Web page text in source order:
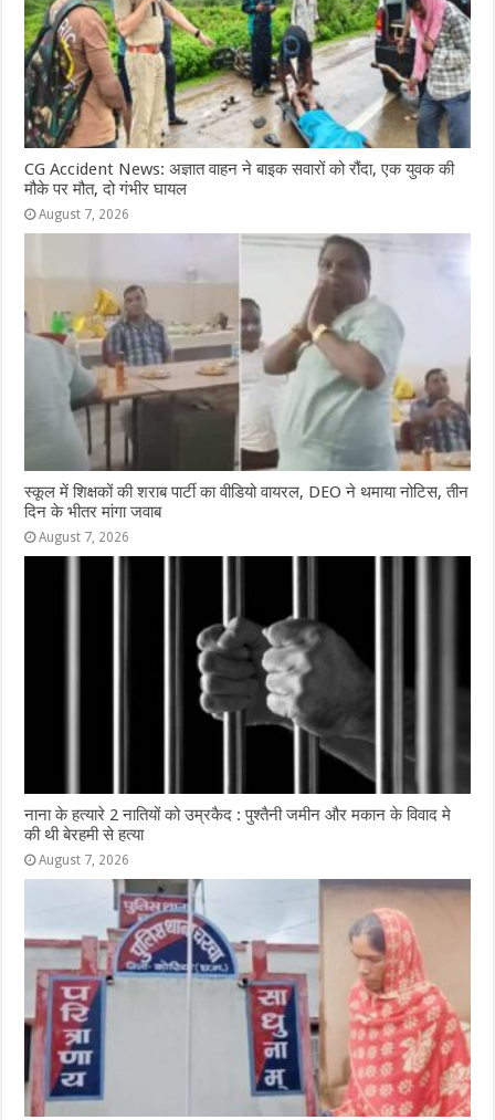
CG Accident News: अज्ञात वाहन ने बाइक सवारों को रौंदा, एक युवक की
मौके पर मौत, दो गंभीर घायल
August 7, 2026
स्कूल में शिक्षकों की शराब पार्टी का वीडियो वायरल, DEO ने थमाया नोटिस, तीन
दिन के भीतर मांगा जवाब
August 7, 2026
नाना के हत्यारे 2 नातियों को उम्रकैद : पुश्तैनी जमीन और मकान के विवाद मे
की थी बेरहमी से हत्या
August 7, 2026